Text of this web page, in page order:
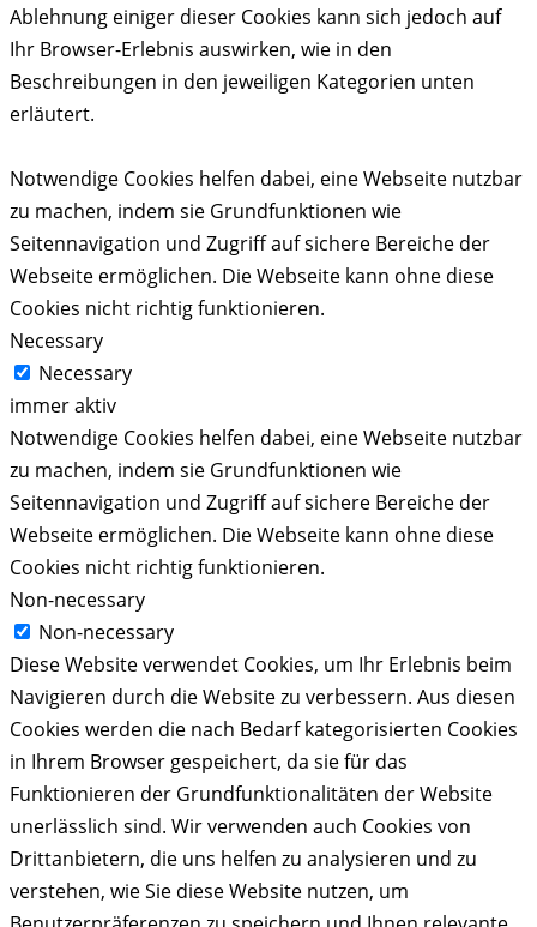
Ablehnung einiger dieser Cookies kann sich jedoch auf
Ihr Browser-Erlebnis auswirken, wie in den
Beschreibungen in den jeweiligen Kategorien unten
erläutert.
Notwendige Cookies helfen dabei, eine Webseite nutzbar
zu machen, indem sie Grundfunktionen wie
Seitennavigation und Zugriff auf sichere Bereiche der
Webseite ermöglichen. Die Webseite kann ohne diese
Cookies nicht richtig funktionieren.
Necessary
Necessary
immer aktiv
Notwendige Cookies helfen dabei, eine Webseite nutzbar
zu machen, indem sie Grundfunktionen wie
Seitennavigation und Zugriff auf sichere Bereiche der
Webseite ermöglichen. Die Webseite kann ohne diese
Cookies nicht richtig funktionieren.
Non-necessary
Non-necessary
Diese Website verwendet Cookies, um Ihr Erlebnis beim
Navigieren durch die Website zu verbessern. Aus diesen
Cookies werden die nach Bedarf kategorisierten Cookies
in Ihrem Browser gespeichert, da sie für das
Funktionieren der Grundfunktionalitäten der Website
unerlässlich sind. Wir verwenden auch Cookies von
Drittanbietern, die uns helfen zu analysieren und zu
verstehen, wie Sie diese Website nutzen, um